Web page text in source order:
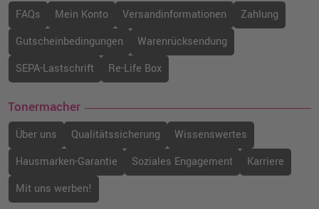
FAQs Mein Konto Versandinformationen
Zahlung
Gutscheinbedingungen
Warenrücksendung
SEPA-Lastschrift
Re-Life Box
Tonermacher
Über uns Qualitätssicherung
Wissenswertes
Hausmarken-Garantie
Soziales Engagement
Karriere
Mit uns werben!